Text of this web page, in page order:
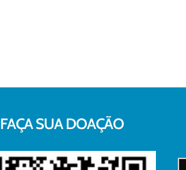
FAÇA SUA DOAÇÃO